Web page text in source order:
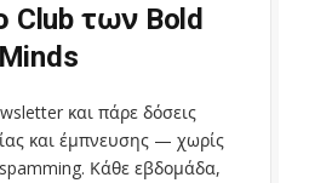
των Bold
Minds
και πάρε δόσεις
και έμπνευσης — χωρίς
Κάθε εβδομάδα,